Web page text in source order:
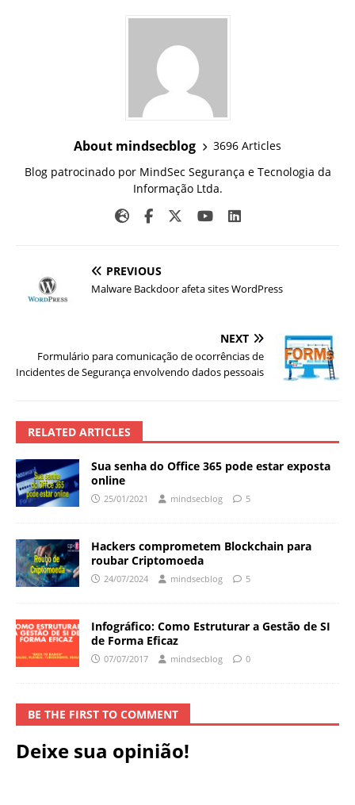
About mindsecblog
3696 Articles
Blog patrocinado por MindSec Segurança e Tecnologia da
Informação Ltda.
PREVIOUS
Malware Backdoor afeta sites WordPress
NEXT
Formulário para comunicação de ocorrências de
Incidentes de Segurança envolvendo dados pessoais
RELATED ARTICLES
Sua senha do Office 365 pode estar exposta
online
25/01/2021 mindsecblog 5
Hackers comprometem Blockchain para
roubar Criptomoeda
24/07/2024 mindsecblog 5
Infográfico: Como Estruturar a Gestão de SI
de Forma Eficaz
07/07/2017 mindsecblog 0
BE THE FIRST TO COMMENT
Deixe sua opinião!